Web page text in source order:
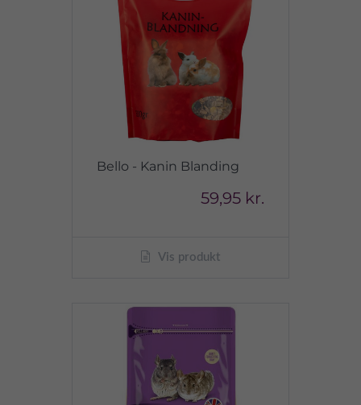
Bello - Kanin Blanding
59,95 kr.
Vis produkt